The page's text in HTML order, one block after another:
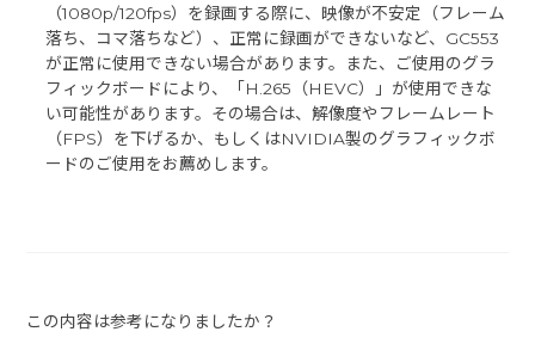
（1080p/120fps）を録画する際に、映像が不安定（フレーム
落ち、コマ落ちなど）、正常に録画ができないなど、GC553
が正常に使用できない場合があります。また、ご使用のグラ
フィックボードにより、「H.265（HEVC）」が使用できな
い可能性があります。その場合は、解像度やフレームレート
（FPS）を下げるか、もしくはNVIDIA製のグラフィックボ
ードのご使用をお薦めします。
この内容は参考になりましたか？